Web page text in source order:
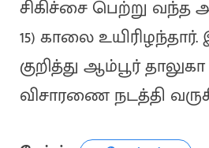
சிகிச்சை பெற்று வந்த
15) காலை
குறித்து ஆம்பூர்
விசாரணை நடத்தி